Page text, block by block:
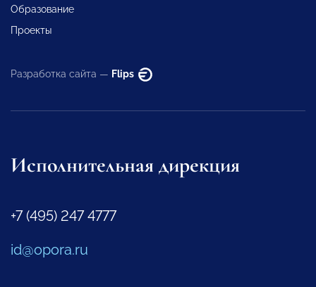
Образование
Проекты
Разработка сайта — Flips
Исполнительная дирекция
+7 (495) 247 4777
id@opora.ru